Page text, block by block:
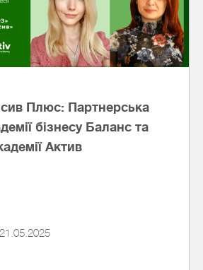
Плюс: Партнерська
бізнесу Баланс та
Актив